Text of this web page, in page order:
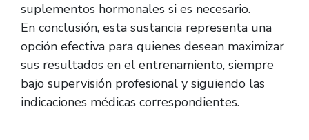
suplementos hormonales si es necesario.
En conclusión, esta sustancia representa una
opción efectiva para quienes desean maximizar
sus resultados en el entrenamiento, siempre
bajo supervisión profesional y siguiendo las
indicaciones médicas correspondientes.